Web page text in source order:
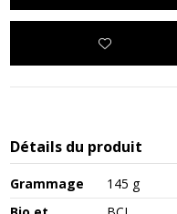
Détails du produit
Grammage
145 g